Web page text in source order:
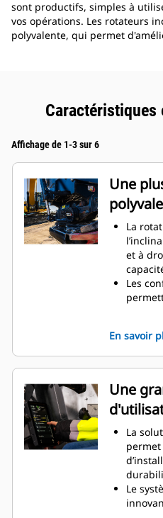
sont productifs, simples à
vos opérations. Les rotateurs
polyvalente, qui permet
Caractéristiques
Affichage de 1-3 sur 6
Une
La
et à
Les
besoins
le
etc.,
précis,
la
retirer
En savoir
Une
La
Le